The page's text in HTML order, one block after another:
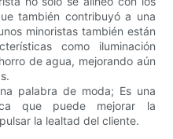
también contribuyó a una
minoristas también están
como iluminación
de agua, mejorando aún
palabra de moda; Es una
que puede mejorar la
la lealtad del cliente.